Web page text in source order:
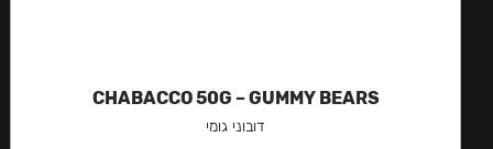
CHABACCO 50G – GUMMY BEARS
דובוני גומי